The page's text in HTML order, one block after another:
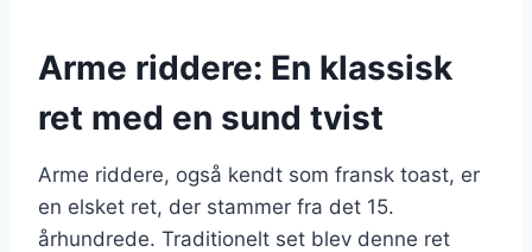
Arme riddere: En klassisk
ret med en sund tvist
Arme riddere, også kendt som fransk toast, er
en elsket ret, der stammer fra det 15.
århundrede. Traditionelt set blev denne ret